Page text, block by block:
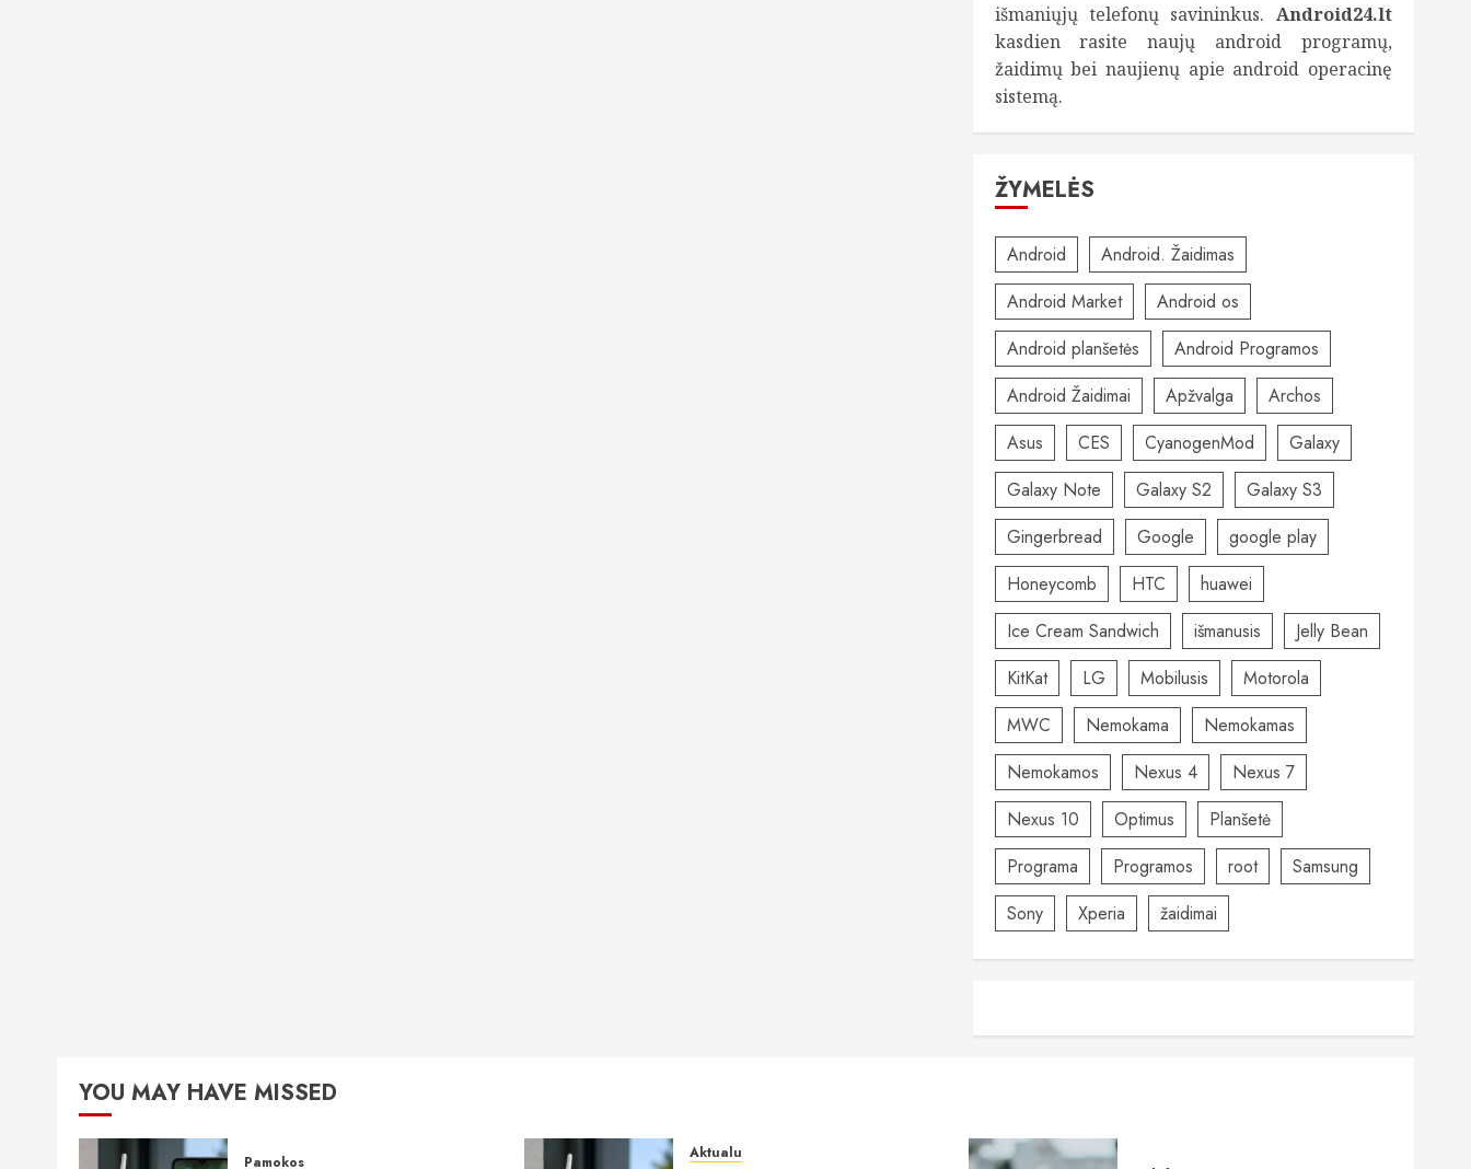
išmaniųjų telefonų savininkus. Android24.lt
kasdien rasite naujų android programų,
žaidimų bei naujienų apie android operacinę
sistemą.
ŽYMELĖS
Android
Android. Žaidimas
Android Market
Android os
Android planšetės
Android Programos
Android Žaidimai
Apžvalga
Archos
Asus
CES CyanogenMod
Galaxy
Galaxy Note
Galaxy S2
Galaxy S3
Gingerbread
Google
google play
Honeycomb
HTC
huawei
Ice Cream Sandwich
išmanusis
Jelly Bean
KitKat
LG Mobilusis
Motorola
MWC
Nemokama
Nemokamas
Nemokamos
Nexus 4
Nexus 7
Nexus 10
Optimus
Planšetė
Programa
Programos root
Samsung
Sony
Xperia žaidimai
YOU MAY HAVE MISSED
Pamokos Aktualu